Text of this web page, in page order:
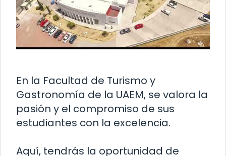
En la Facultad de Turismo y
Gastronomía de la UAEM, se valora la
pasión y el compromiso de sus
estudiantes con la excelencia.
Aquí, tendrás la oportunidad de